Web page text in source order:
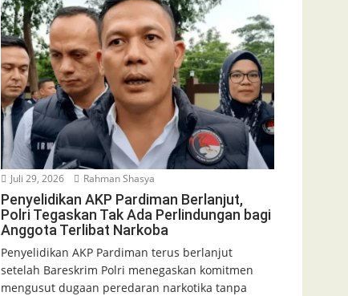
Juli 29, 2026 Rahman Shasya
Penyelidikan AKP Pardiman Berlanjut,
Polri Tegaskan Tak Ada Perlindungan bagi
Anggota Terlibat Narkoba
Penyelidikan AKP Pardiman terus berlanjut
setelah Bareskrim Polri menegaskan komitmen
mengusut dugaan peredaran narkotika tanpa